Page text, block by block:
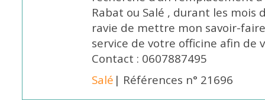
Rabat ou Salé , durant les mois
ravie de mettre mon savoir-
service de votre officine afin de
Contact : 0607887495
Salé | Références n° 21696